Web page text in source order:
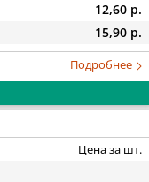
12,60 р.
15,90 р.
Подробнее
Цена за шт.